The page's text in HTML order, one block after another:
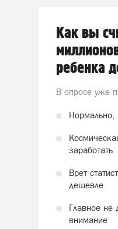
Как вы
ребенка
В опросе уже
Нормально,
заработать
Врет
дешевле
Главное не
внимание